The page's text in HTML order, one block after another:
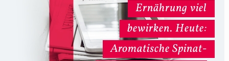
Ernährung viel
bewirken. Heute:
Aromatische Spinat-